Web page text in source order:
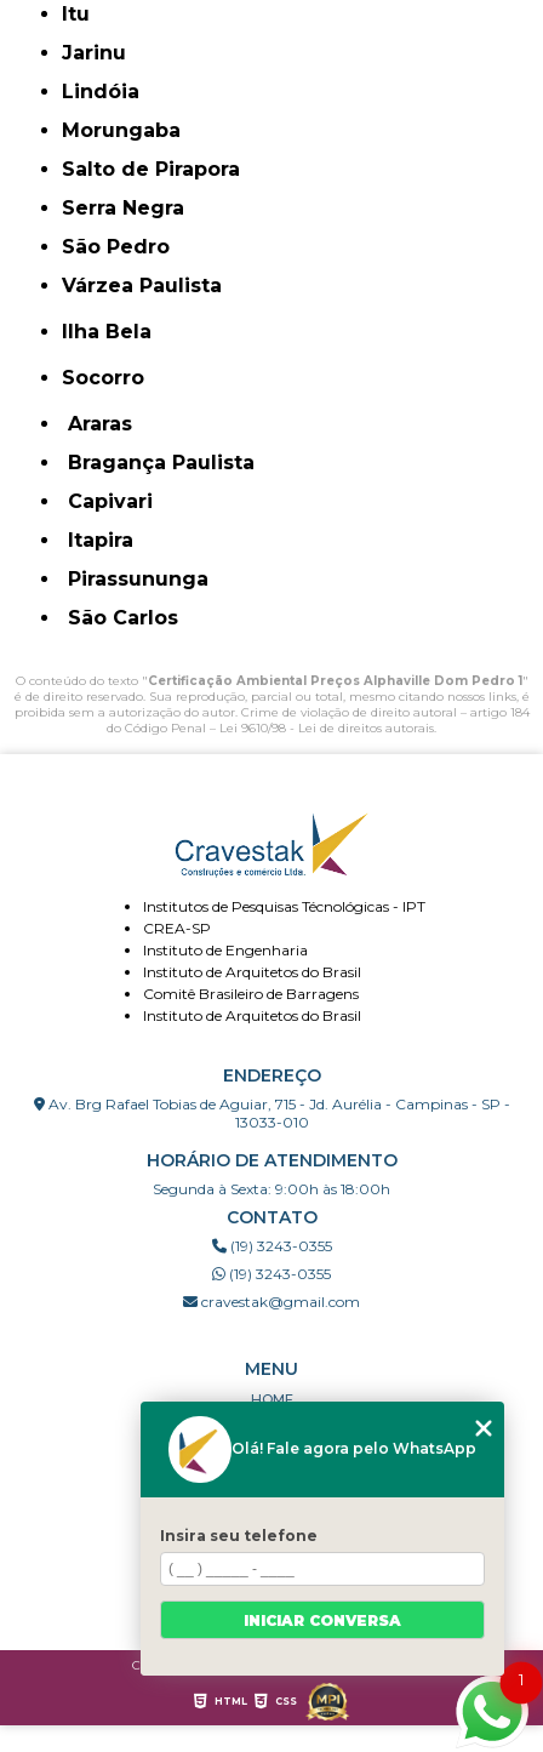
Itu
Jarinu
Lindóia
Morungaba
Salto de Pirapora
Serra Negra
São Pedro
Várzea Paulista
Ilha Bela
Socorro
Araras
Bragança Paulista
Capivari
Itapira
Pirassununga
São Carlos
O conteúdo do texto "Certificação Ambiental Preços Alphaville Dom Pedro 1"
é de direito reservado. Sua reprodução, parcial ou total, mesmo citando nossos links, é
proibida sem a autorização do autor. Crime de violação de direito autoral – artigo 184
do Código Penal – Lei 9610/98 - Lei de direitos autorais.
Institutos de Pesquisas Técnológicas - IPT
CREA-SP
Instituto de Engenharia
Instituto de Arquitetos do Brasil
Comitê Brasileiro de Barragens
Instituto de Arquitetos do Brasil
ENDEREÇO
Av. Brg Rafael Tobias de Aguiar, 715 - Jd. Aurélia - Campinas - SP -
13033-010
HORÁRIO DE ATENDIMENTO
Segunda à Sexta: 9:00h às 18:00h
CONTATO
(19) 3243-0355
(19) 3243-0355
cravestak@gmail.com
MENU
HOME
PORTFÓLIO
DÚVIDAS FREQUENTES
CATEGORIAS
MAPA DO SITE
Copyright © Cravestak. (Lei 9610 de 19/02/1998)
HTML CSS
1
Olá! Fale agora pelo WhatsApp
Insira seu telefone
INICIAR CONVERSA